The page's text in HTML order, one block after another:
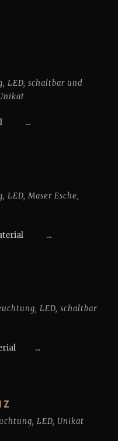
, LED, schaltbar und
...
, LED, Maser Esche,
...
, LED, schaltbar
...
, LED, Unikat